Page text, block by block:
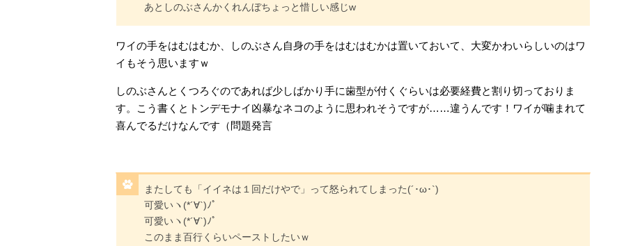
あとしのぶさんかくれんぼちょっと惜しい感じw
ワイの手をはむはむか、しのぶさん自身の手をはむはむかは置いておいて、大変かわいらしいのはワ
イもそう思いますｗ
しのぶさんとくつろぐのであれば少しばかり手に歯型が付くぐらいは必要経費と割り切っておりま
す。こう書くとトンデモナイ凶暴なネコのように思われそうですが……違うんです！ワイが噛まれて
喜んでるだけなんです（問題発言
またしても「イイネは１回だけやで」って怒られてしまった(´･ω･`)
可愛いヽ(*´∀`)ﾉﾟ
可愛いヽ(*´∀`)ﾉﾟ
このまま百行くらいペーストしたいｗ